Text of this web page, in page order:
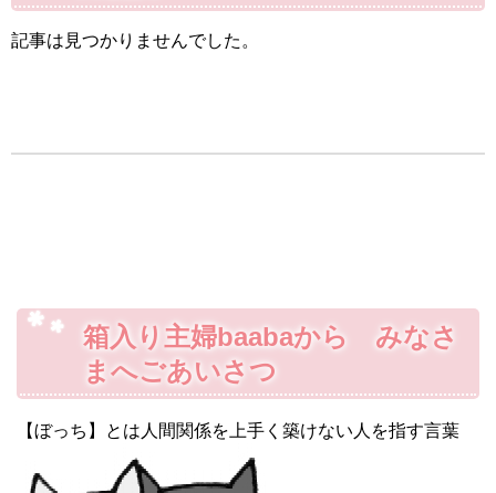
記事は見つかりませんでした。
箱入り主婦baabaから みなさ
まへごあいさつ
【ぼっち】とは人間関係を上手く築けない人を指す言葉